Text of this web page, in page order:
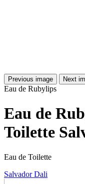
Previous image Next
Eau de Rubylips
Eau de
Toilette
Eau de Toilette
Salvador Dali